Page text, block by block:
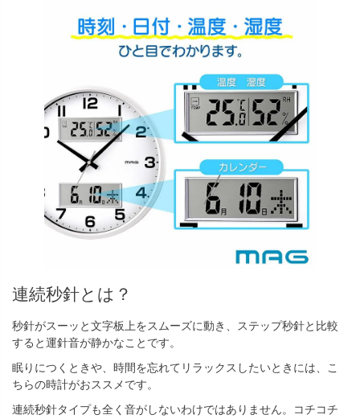
連続秒針とは？
秒針がスーッと文字板上をスムーズに動き、ステップ秒針と比較
すると運針音が静かなことです。
眠りにつくときや、時間を忘れてリラックスしたいときには、こ
ちらの時計がおススメです。
連続秒針タイプも全く音がしないわけではありません。コチコチ